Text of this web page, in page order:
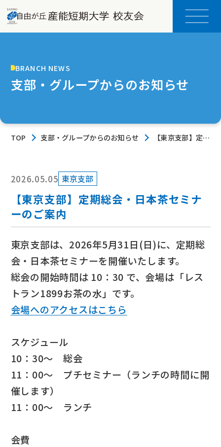
BRANCH NEWS
支部・グループからのお知らせ
TOP 支部・グループからのお知らせ
【東京支部】定期
2026.05.05 東京支部
【東京支部】定期総会・日本茶セミナ
ーのご案内
東京支部は、2026年5月31日(日)に、定期総
会・日本茶セミナーを開催いたします。
総会の開始時間は 10：30 で、会場は「レス
トラン1899お茶の水」です。
会場へのアクセスはこちら
スケジュール
10：30～ 総会
11：00～ プチセミナー（ランチの時間に開
催します）
11：00～ ランチ
会費